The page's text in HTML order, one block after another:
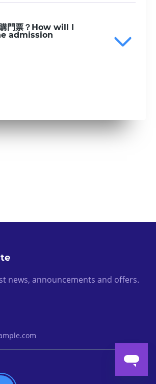
門票？How will I
admission
news, announcements and offers.